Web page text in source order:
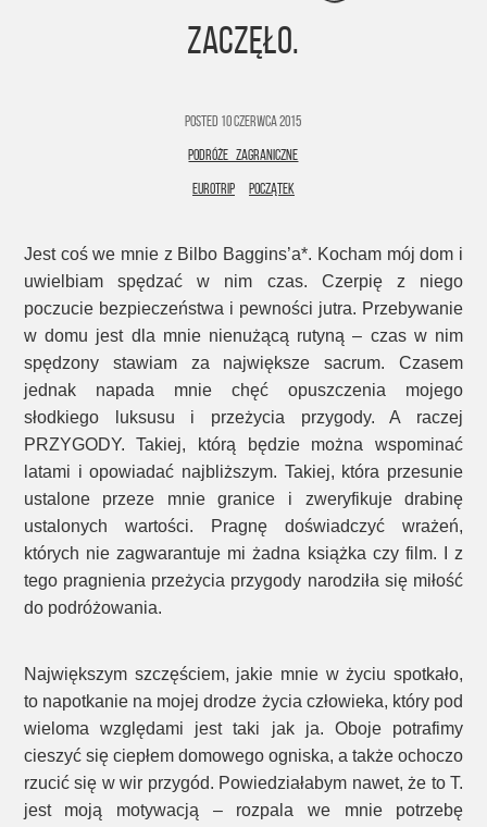
ZACZĘŁO.
Posted 10 czerwca 2015
PODRÓŻE ZAGRANICZNE
EUROTRIP POCZĄTEK
Jest coś we mnie z Bilbo Baggins’a*. Kocham mój dom i
uwielbiam spędzać w nim czas. Czerpię z niego
poczucie bezpieczeństwa i pewności jutra. Przebywanie
w domu jest dla mnie nienużącą rutyną – czas w nim
spędzony stawiam za największe sacrum. Czasem
jednak napada mnie chęć opuszczenia mojego
słodkiego luksusu i przeżycia przygody. A raczej
PRZYGODY. Takiej, którą będzie można wspominać
latami i opowiadać najbliższym. Takiej, która przesunie
ustalone przeze mnie granice i zweryfikuje drabinę
ustalonych wartości. Pragnę doświadczyć wrażeń,
których nie zagwarantuje mi żadna książka czy film. I z
tego pragnienia przeżycia przygody narodziła się miłość
do podróżowania.
Największym szczęściem, jakie mnie w życiu spotkało,
to napotkanie na mojej drodze życia człowieka, który pod
wieloma względami jest taki jak ja. Oboje potrafimy
cieszyć się ciepłem domowego ogniska, a także ochoczo
rzucić się w wir przygód. Powiedziałabym nawet, że to T.
jest moją motywacją – rozpala we mnie potrzebę